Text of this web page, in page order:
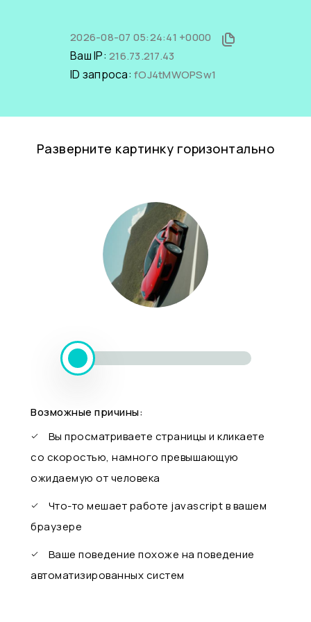
2026-08-07 05:24:41 +0000
Ваш IP: 216.73.217.43
ID запроса: fOJ4tMWOPSw1
Разверните картинку горизонтально
Возможные причины:
Вы просматриваете страницы и кликаете
со скоростью, намного превышающую
ожидаемую от человека
Что-то мешает работе javascript в вашем
браузере
Ваше поведение похоже на поведение
автоматизированных систем